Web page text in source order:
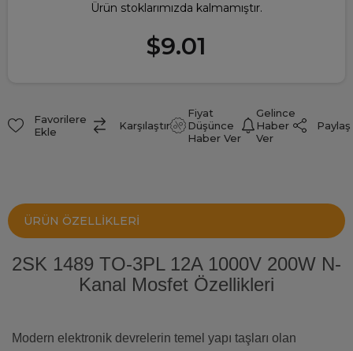
Ürün stoklarımızda kalmamıştır.
$9.01
Favorilere
Ekle
Karşılaştır
Fiyat
Düşünce
Haber Ver
Gelince
Haber
Ver
Paylaş
ÜRÜN ÖZELLIKLERI
2SK 1489 TO-3PL 12A 1000V 200W N-
Kanal Mosfet Özellikleri
Modern elektronik devrelerin temel yapı taşları olan